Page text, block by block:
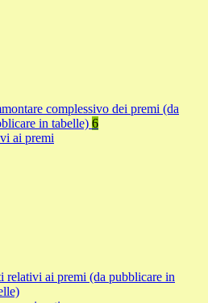
complessivo dei premi (da
in tabelle) 6
ai premi
relativi ai premi (da pubblicare in